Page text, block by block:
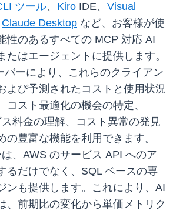
ツール、 Kiro IDE、 Visual
Claude Desktop など、お客様が使
性のあるすべての MCP 対応 AI
たはエージェントに提供します。
バーにより、これらのクライアン
よび予測されたコストと使用状況
コスト最適化の機会の特定、
料金の理解、コスト異常の発見
の豊富な機能を利用できます。
、AWS のサービス API へのア
るだけでなく、SQL ベースの専
ンも提供します。これにより、AI
、前期比の変化から単価メトリク